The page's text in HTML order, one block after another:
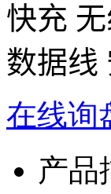
快充
数据线
在线询
产品